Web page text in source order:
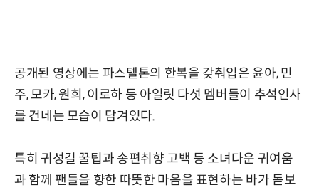
공개된 영상에는 파스텔톤의 한복을 갖춰입은 윤아, 민
주, 모카, 원희, 이로하 등 아일릿 다섯 멤버들이 추석인사
를 건네는 모습이 담겨있다.
특히 귀성길 꿀팁과 송편취향 고백 등 소녀다운 귀여움
과 함께 팬들을 향한 따뜻한 마음을 표현하는 바가 돋보